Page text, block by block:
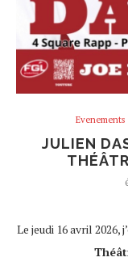
Evenements
JULIEN
Le jeudi 16 avril 2026,